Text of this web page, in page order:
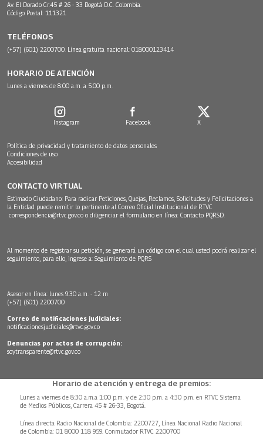
Av. El Dorado Cr.45 # 26 - 33 Bogotá D.C. Colombia.
Código Postal: 111321
TELÉFONOS
(+57) (601) 2200700. Línea gratuita nacional: 018000123414
HORARIO DE ATENCIÓN
Lunes a viernes de 8:00 a.m. a 5:00 p.m.
Instagram Facebook X
Política de privacidad y tratamiento de datos personales
Condiciones de uso
Accesibilidad
CONTACTO VIRTUAL
Estimado Ciudadano: Para radicar Peticiones, Quejas, Reclamos, Solicitudes y Felicitaciones a
la Entidad puede remitir lo pertinente al Correo Oficial Institucional de RTVC
correspondencia@rtvc.gov.co o diligenciar el formulario en línea: Contacto PQRSD.
Al momento de registrar su petición, se generará un código con el cual usted podrá realizar el
seguimiento, para ello, ingrese a: Seguimiento de PQRS
Asesor en línea: lunes 9:30 a.m. - 12 m
(+57) (601) 2200700
Correo de notificaciones judiciales:
notificacionesjudiciales@rtvc.gov.co
Denuncias por actos de corrupción:
soytransparente@rtvc.gov.co
Horario de atención y entrega de premios:
Lunes a viernes de 8:30 a.m.a 1:00 p.m. y de 2:30 p.m. a 4:30 p.m. en RTVC Sistema
de Medios Públicos, Carrera 45 # 26-33, Bogotá.
Línea directa Radio Nacional de Colombia: 2200727, Línea Nacional Radio Nacional
de Colombia: 01 8000 118 959. Conmutador RTVC 2200700